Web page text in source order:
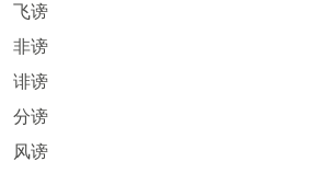
飞谤
非谤
诽谤
分谤
风谤